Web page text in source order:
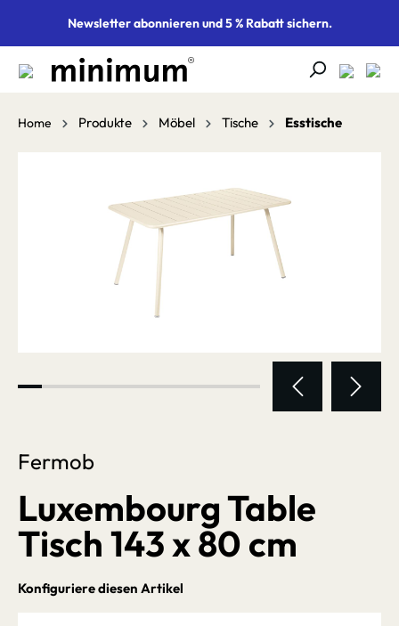
springenNewsletter abonnieren und 5 % Rabatt sichern.
Home Produkte Möbel Tische Esstische
Fermob
Luxembourg Table
Tisch 143 x 80 cm
Konfiguriere diesen Artikel